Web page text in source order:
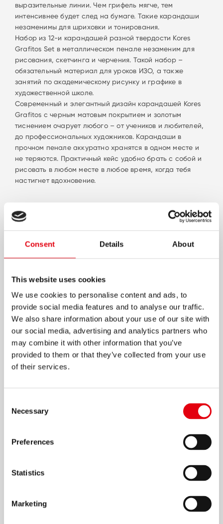
Consent Details About
This website uses cookies
We use cookies to personalise content and ads, to
provide social media features and to analyse our traffic.
We also share information about your use of our site with
our social media, advertising and analytics partners who
may combine it with other information that you’ve
provided to them or that they’ve collected from your use
of their services.
Selection
Necessary
Preferences
Statistics
Marketing
выразительные линии. Чем грифель мягче, тем
интенсивнее будет след на бумаге. Такие карандаши
незаменимы для шриховки и тонирования.
Набор из 12-и карандашей разной твердости Kores
Grafitos Set в металлическом пенале незаменим для
рисования, скетчинга и черчения. Такой набор –
обязательный материал для уроков ИЗО, а также
занятий по академическому рисунку и графике в
художественной школе.
Современный и элегантный дизайн карандашей Kores
Grafitos с черным матовым покрытием и золотым
тиснением очарует любого – от учеников и любителей,
до профессиональных художников. Карандаши в
прочном пенале аккуратно хранятся в одном месте и
не теряются. Практичный кейс удобно брать с собой и
рисовать в любом месте в любое время, когда тебя
настигнет вдохновение.